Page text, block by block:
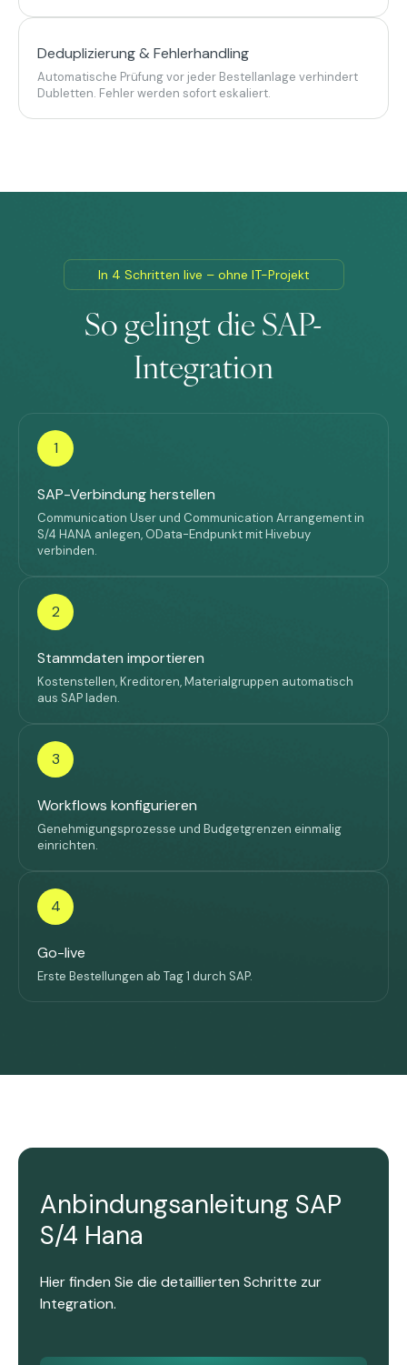
Deduplizierung & Fehlerhandling
Automatische Prüfung vor jeder Bestellanlage verhindert
Dubletten. Fehler werden sofort eskaliert.
In 4 Schritten live – ohne IT-Projekt
So gelingt die SAP-
Integration
1
SAP-Verbindung herstellen
Communication User und Communication Arrangement in
S/4 HANA anlegen, OData-Endpunkt mit Hivebuy
verbinden.
2
Stammdaten importieren
Kostenstellen, Kreditoren, Materialgruppen automatisch
aus SAP laden.
3
Workflows konfigurieren
Genehmigungsprozesse und Budgetgrenzen einmalig
einrichten.
4
Go-live
Erste Bestellungen ab Tag 1 durch SAP.
Anbindungsanleitung SAP
S/4 Hana
Hier finden Sie die detaillierten Schritte zur
Integration.